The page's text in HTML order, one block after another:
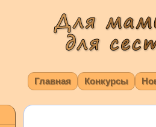
Главная Конкурсы